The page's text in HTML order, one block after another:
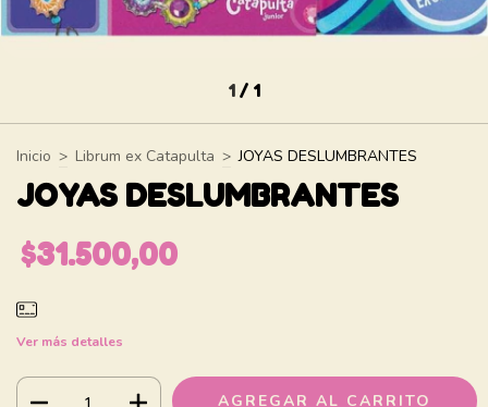
1 / 1
Inicio > Librum ex Catapulta > JOYAS DESLUMBRANTES
JOYAS DESLUMBRANTES
$31.500,00
Ver más detalles